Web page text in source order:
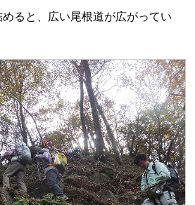
ると、広い尾根道が広がってい